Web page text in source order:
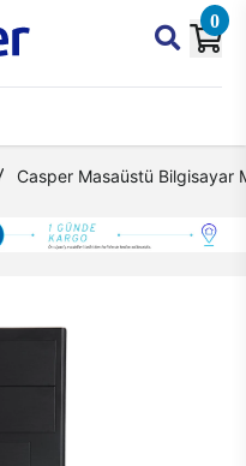
0
Casper Masaüstü Bilgisayar